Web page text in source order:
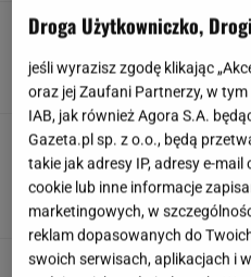
W USA
perturbacje.
długo
SUBSKRYPCJA
Śmierć
Droga Użytkowniczko,
jeśli wyrazisz zgodę klikając
oraz jej Zaufani Partnerzy, w tym
IAB, jak również Agora S.A.
Gazeta.pl sp. z o.o., będą
takie jak adresy IP, adresy e-
cookie lub inne informacje
marketingowych, w
reklam dopasowanych do
swoich serwisach, aplikacjach i